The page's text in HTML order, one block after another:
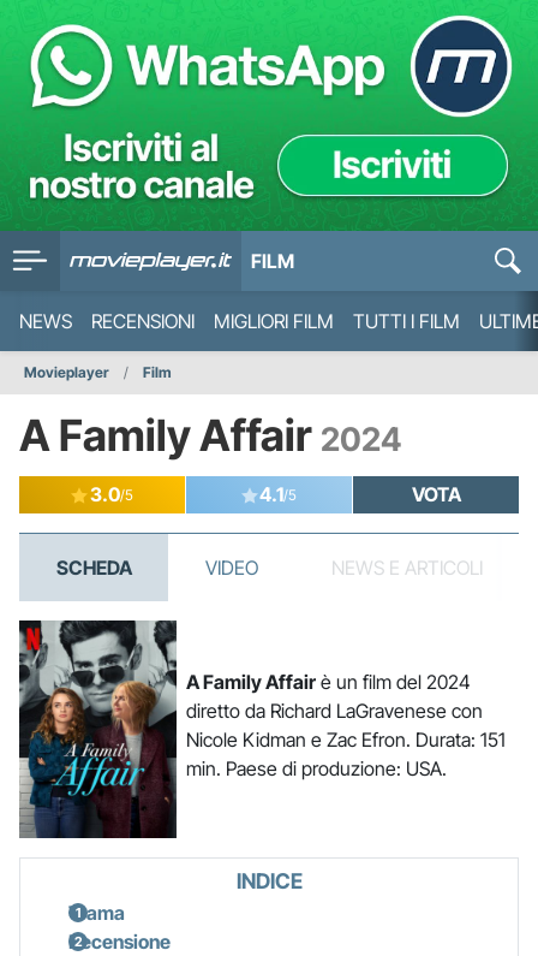
FILM
NEWS RECENSIONI MIGLIORI FILM TUTTI I FILM
Movieplayer Film
A Family Affair 2024
3.0/5 4.1/5 VOTA
SCHEDA VIDEO NEWS E ARTICOLI
A Family Affairè un film del 2024
diretto da Richard LaGravenese con
Nicole Kidman e Zac Efron. Durata: 151
min. Paese di produzione: USA.
INDICE
Trama
Recensione